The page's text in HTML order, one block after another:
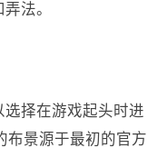
法。
择在游戏起头时进
布景源于最初的官方